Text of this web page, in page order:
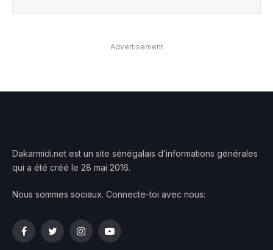
Advertisement
Dakarmidi.net est un site sénégalais d’informations générales
qui a été créé le 28 mai 2016.
Nous sommes sociaux. Connecte-toi avec nous:
FacebookTwitterInstagramYouTube